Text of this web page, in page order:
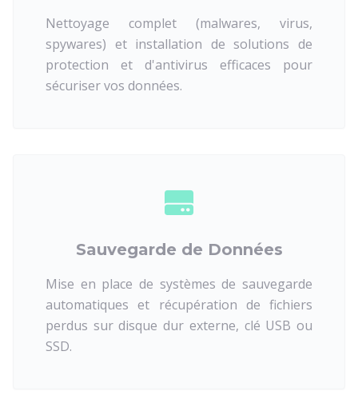
Nettoyage complet (malwares, virus,
spywares) et installation de solutions de
protection et d'antivirus efficaces pour
sécuriser vos données.
Sauvegarde de Données
Mise en place de systèmes de sauvegarde
automatiques et récupération de fichiers
perdus sur disque dur externe, clé USB ou
SSD.